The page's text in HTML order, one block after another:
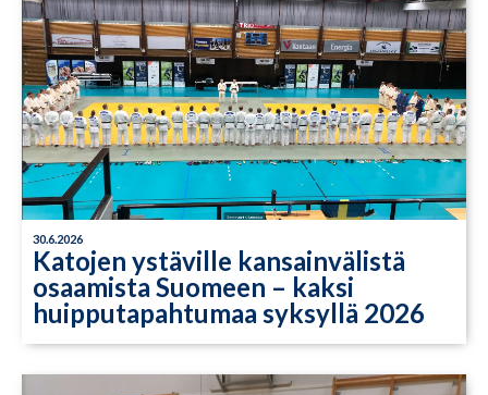
30.6.2026
Katojen ystäville kansainvälistä
osaamista Suomeen – kaksi
huipputapahtumaa syksyllä 2026